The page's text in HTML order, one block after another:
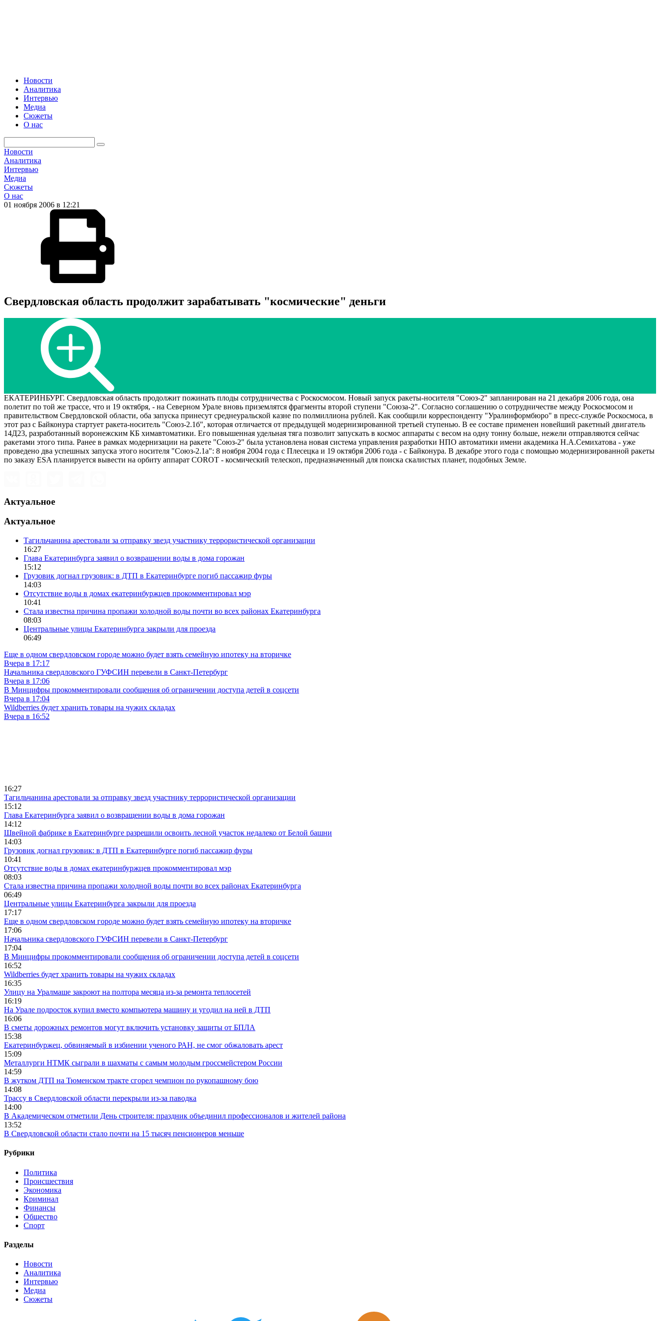
Новости
Аналитика
Интервью
Медиа
Сюжеты
О нас
Новости
Аналитика
Интервью
Медиа
Сюжеты
О нас
01 ноября 2006 в 12:21
Свердловская область продолжит зарабатывать "космические" деньги
ЕКАТЕРИНБУРГ. Свердловская область продолжит пожинать плоды сотрудничества с Роскосмосом. Новый запуск ракеты-носителя "Союз-2" запланирован на 21 декабря 2006 года, она
полетит по той же трассе, что и 19 октября, - на Северном Урале вновь приземлятся фрагменты второй ступени "Союза-2". Согласно соглашению о сотрудничестве между Роскосмосом и
правительством Свердловской области, оба запуска принесут среднеуральской казне по полмиллиона рублей. Как сообщили корреспонденту "Уралинформбюро" в пресс-службе Роскосмоса, в
этот раз с Байконура стартует ракета-носитель "Союз-2.1б", которая отличается от предыдущей модернизированной третьей ступенью. В ее составе применен новейший ракетный двигатель
14Д23, разработанный воронежским КБ химавтоматики. Его повышенная удельная тяга позволит запускать в космос аппараты с весом на одну тонну больше, нежели отправляются сейчас
ракетами этого типа. Ранее в рамках модернизации на ракете "Союз-2" была установлена новая система управления разработки НПО автоматики имени академика Н.А.Семихатова - уже
проведено два успешных запуска этого носителя "Союз-2.1а": 8 ноября 2004 года с Плесецка и 19 октября 2006 года - с Байконура. В декабре этого года с помощью модернизированной ракеты
по заказу ESA планируется вывести на орбиту аппарат COROT - космический телескоп, предназначенный для поиска скалистых планет, подобных Земле.
Актуальное
Актуальное
Тагильчанина арестовали за отправку звезд участнику террористической организации
16:27
Глава Екатеринбурга заявил о возвращении воды в дома горожан
15:12
Грузовик догнал грузовик: в ДТП в Екатеринбурге погиб пассажир фуры
14:03
Отсутствие воды в домах екатеринбуржцев прокомментировал мэр
10:41
Стала известна причина пропажи холодной воды почти во всех районах Екатеринбурга
08:03
Центральные улицы Екатеринбурга закрыли для проезда
06:49
Еще в одном свердловском городе можно будет взять семейную ипотеку на вторичке
Вчера в 17:17
Начальника свердловского ГУФСИН перевели в Санкт-Петербург
Вчера в 17:06
В Минцифры прокомментировали сообщения об ограничении доступа детей в соцсети
Вчера в 17:04
Wildberries будет хранить товары на чужих складах
Вчера в 16:52
16:27
Тагильчанина арестовали за отправку звезд участнику террористической организации
15:12
Глава Екатеринбурга заявил о возвращении воды в дома горожан
14:12
Швейной фабрике в Екатеринбурге разрешили освоить лесной участок недалеко от Белой башни
14:03
Грузовик догнал грузовик: в ДТП в Екатеринбурге погиб пассажир фуры
10:41
Отсутствие воды в домах екатеринбуржцев прокомментировал мэр
08:03
Стала известна причина пропажи холодной воды почти во всех районах Екатеринбурга
06:49
Центральные улицы Екатеринбурга закрыли для проезда
17:17
Еще в одном свердловском городе можно будет взять семейную ипотеку на вторичке
17:06
Начальника свердловского ГУФСИН перевели в Санкт-Петербург
17:04
В Минцифры прокомментировали сообщения об ограничении доступа детей в соцсети
16:52
Wildberries будет хранить товары на чужих складах
16:35
Улицу на Уралмаше закроют на полтора месяца из-за ремонта теплосетей
16:19
На Урале подросток купил вместо компьютера машину и угодил на ней в ДТП
16:06
В сметы дорожных ремонтов могут включить установку защиты от БПЛА
15:38
Екатеринбуржец, обвиняемый в избиении ученого РАН, не смог обжаловать арест
15:09
Металлурги НТМК сыграли в шахматы с самым молодым гроссмейстером России
14:59
В жутком ДТП на Тюменском тракте сгорел чемпион по рукопашному бою
14:08
Трассу в Свердловской области перекрыли из-за паводка
14:00
В Академическом отметили День строителя: праздник объединил профессионалов и жителей района
13:52
В Свердловской области стало почти на 15 тысяч пенсионеров меньше
Рубрики
Политика
Происшествия
Экономика
Криминал
Финансы
Общество
Спорт
Разделы
Новости
Аналитика
Интервью
Медиа
Сюжеты